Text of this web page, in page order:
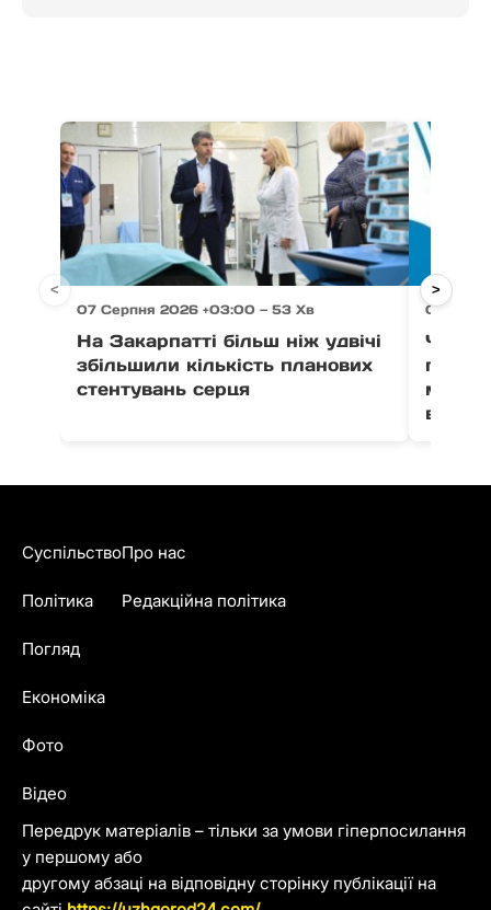
07 Серпня 2026 +03:00 — 53 Хв
На Закарпатті більш ніж удвічі
збільшили кількість планових
стентувань серця
07
Через
води
< >
Передрук матеріалів – тільки за умови гіперпосилання
у першому або
другому абзаці на відповідну сторінку публікації на
Суспільство
Політика
Погляд
Економіка
Фото
Відео
Про нас
Редакційна політика